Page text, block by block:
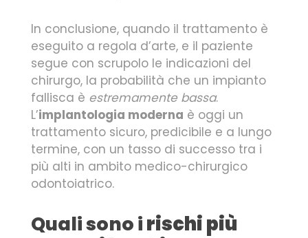
In conclusione, quando il trattamento è
eseguito a regola d’arte, e il paziente
segue con scrupolo le indicazioni del
chirurgo, la probabilità che un impianto
fallisca è estremamente bassa.
L’implantologia moderna è oggi un
trattamento sicuro, predicibile e a lungo
termine, con un tasso di successo tra i
più alti in ambito medico-chirurgico
odontoiatrico.
Quali sono irischi più